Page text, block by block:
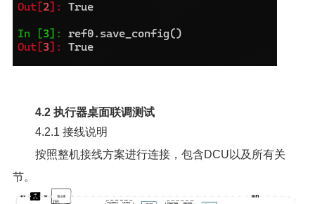
4.2 执行器桌面联调测试
4.2.1 接线说明
按照整机接线方案进行连接，包含DCU以及所有关
节。